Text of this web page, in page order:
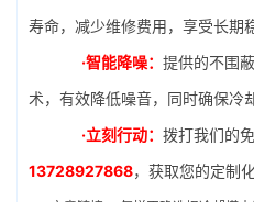
寿命，减少维修费用，享受长期
·智能降噪： 提供的不围
术，有效降低噪音，同时确保冷
·立刻行动： 拨打我们的
13728927868，获取您的定制